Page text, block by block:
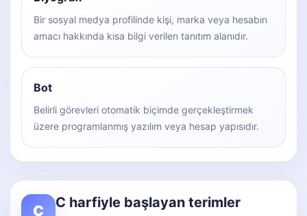
Bir sosyal medya profilinde kişi, marka veya hesabın
amacı hakkında kısa bilgi verilen tanıtım alanıdır.
Bot
Belirli görevleri otomatik biçimde gerçekleştirmek
üzere programlanmış yazılım veya hesap yapısıdır.
C C harfiyle başlayan terimler